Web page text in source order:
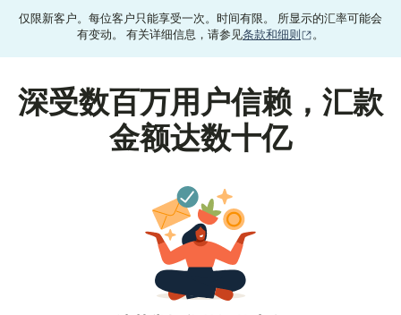
仅限新客户。每位客户只能享受一次。时间有限。 所显示的汇率可能会
有变动。 有关详细信息，请参见条款和细则 。
深受数百万用户信赖，汇款
金额达数十亿